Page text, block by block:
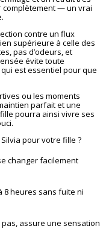
complètement — un vrai
contre un flux
supérieure à celle des
pas d’odeurs, et
évite toute
est essentiel pour que
ou les moments
parfait et une
pourra ainsi vivre ses
pour votre fille ?
changer facilement
8 heures sans fuite ni
assure une sensation